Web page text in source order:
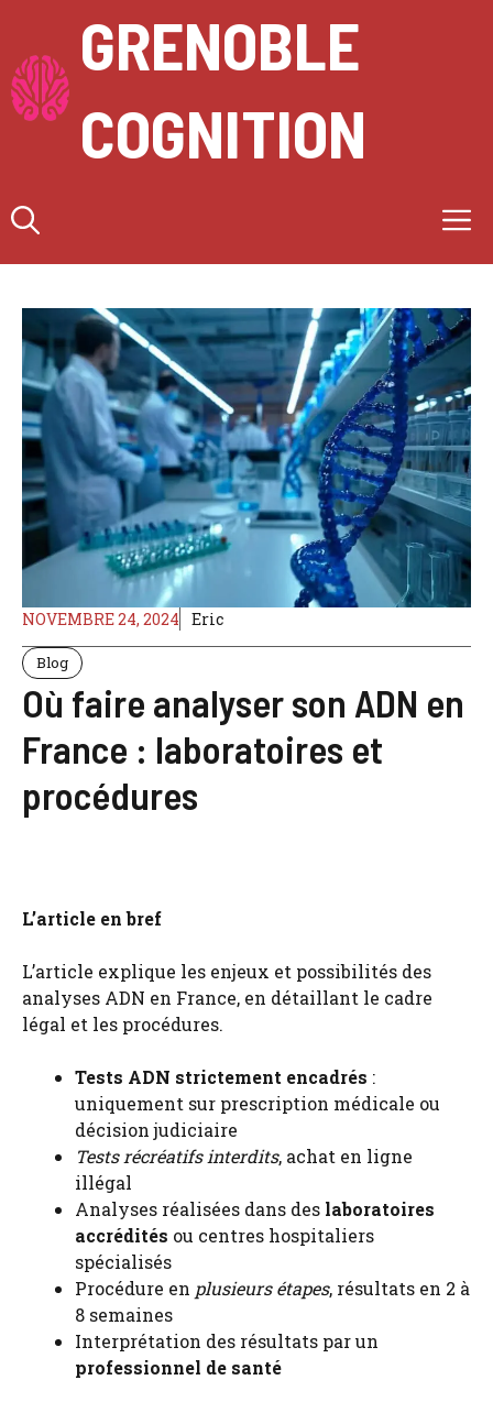
contenu
GRENOBLE
COGNITION
NOVEMBRE 24, 2024 Eric
Blog
Où faire analyser son ADN en
France : laboratoires et
procédures
L’article en bref
L’article explique les enjeux et possibilités des
analyses ADN en France, en détaillant le cadre
légal et les procédures.
Tests ADN strictement encadrés :
uniquement sur prescription médicale ou
décision judiciaire
Tests récréatifs interdits, achat en ligne
illégal
Analyses réalisées dans des laboratoires
accrédités ou centres hospitaliers
spécialisés
Procédure en plusieurs étapes, résultats en 2 à
8 semaines
Interprétation des résultats par un
professionnel de santé